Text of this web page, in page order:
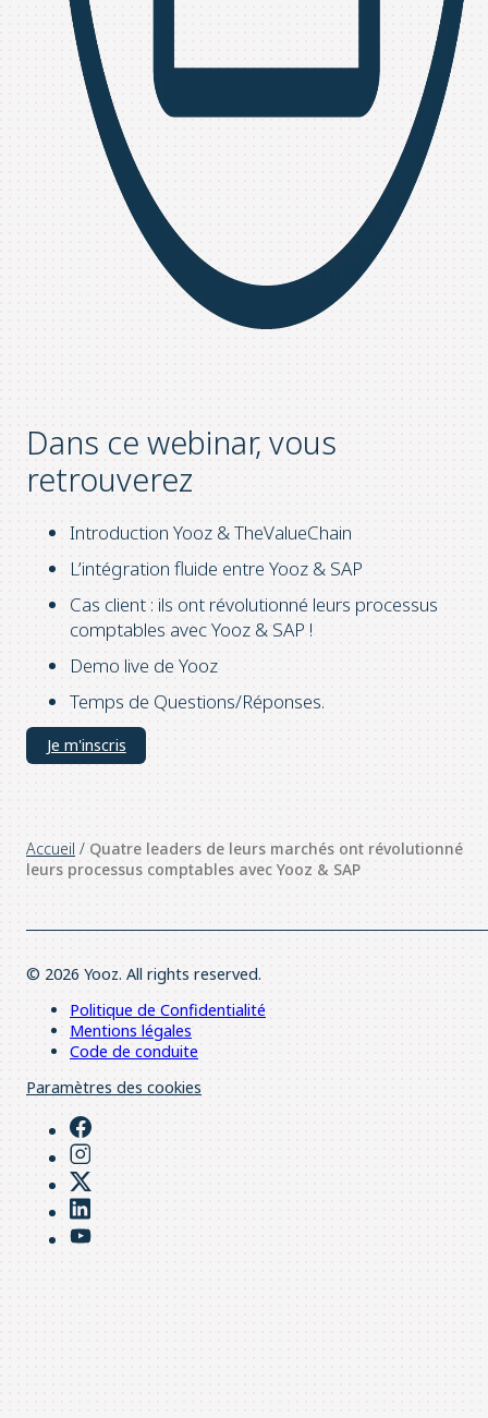
Dans ce webinar, vous
retrouverez
Introduction Yooz & TheValueChain
L’intégration fluide entre Yooz & SAP
Cas client : ils ont révolutionné leurs processus
comptables avec Yooz & SAP !
Demo live de Yooz
Temps de Questions/Réponses.
Je m'inscris
Accueil / Quatre leaders de leurs marchés ont révolutionné
leurs processus comptables avec Yooz & SAP
© 2026 Yooz. All rights reserved.
Politique de Confidentialité
Mentions légales
Code de conduite
Paramètres des cookies